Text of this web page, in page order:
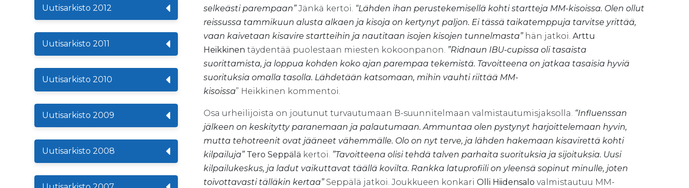
Uutisarkisto 2012
Uutisarkisto 2011
Uutisarkisto 2010
Uutisarkisto 2009
Uutisarkisto 2008
selkeästi parempaan” Jänkä kertoi. “Lähden ihan perustekemisellä kohti startteja MM-kisoissa. Olen ollut
reissussa tammikuun alusta alkaen ja kisoja on kertynyt paljon. Ei tässä taikatemppuja tarvitse yrittää,
vaan kaivetaan kisavire startteihin ja nautitaan isojen kisojen tunnelmasta”hän jatkoi. Arttu
Heikkinen täydentää puolestaan miesten kokoonpanon. ”Ridnaun IBU-cupissa oli tasaista
suorittamista, ja loppua kohden koko ajan parempaa tekemistä. Tavoitteena on jatkaa tasaisia hyviä
suorituksia omalla tasolla. Lähdetään katsomaan, mihin vauhti riittää MM-
kisoissa” Heikkinen kommentoi.
Osa urheilijoista on joutunut turvautumaan B-suunnitelmaan valmistautumisjaksolla. “Influenssan
jälkeen on keskitytty paranemaan ja palautumaan. Ammuntaa olen pystynyt harjoittelemaan hyvin,
mutta tehotreenit ovat jääneet vähemmälle. Olo on nyt terve, ja lähden hakemaan kisavirettä kohti
kilpailuja” Tero Seppälä kertoi. ”Tavoitteena olisi tehdä talven parhaita suorituksia ja sijoituksia. Uusi
kilpailukeskus, ja ladut vaikuttavat täällä kovilta. Rankka latuprofiili on yleensä sopinut minulle, joten
toivottavasti tälläkin kertaa” Seppälä jatkoi. Joukkueen konkari Olli Hiidensalo valmistautuu MM-